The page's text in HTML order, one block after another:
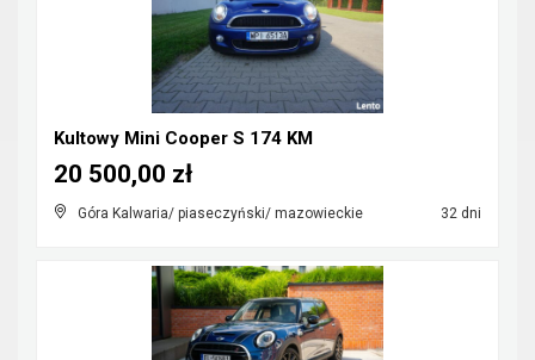
Kultowy Mini Cooper S 174 KM
Góra Kalwaria/ piaseczyński/ mazowieckie 32 dni
20 500,00 zł